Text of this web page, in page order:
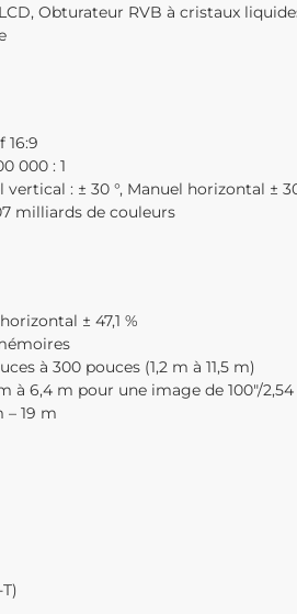
Obturateur RVB à cristaux
16:9
000 : 1
: ± 30 °, Manuel horizontal ±
milliards de couleurs
± 47,1 %
à 300 pouces (1,2 m à 11,5 m)
à 6,4 m pour une image de 100″/
– 19 m